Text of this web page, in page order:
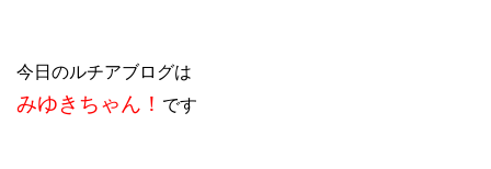
今日のルチアブログは
みゆきちゃん！ です